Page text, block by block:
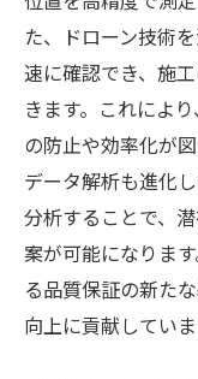
た、ドローン技術
速に確認でき、施
きます。これによ
の防止や効率化が
データ解析も進化
分析することで、
案が可能になりま
る品質保証の新た
向上に貢献していま